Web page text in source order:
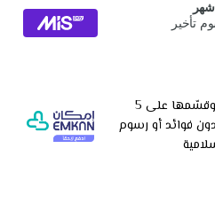
وقسّمها على 5
فوائد أو رسوم